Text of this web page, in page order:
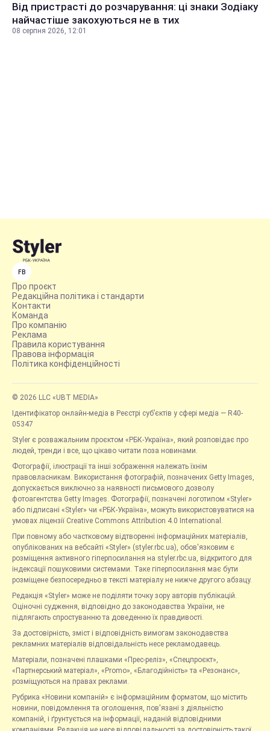
Від пристрасті до розчарування: ці знаки Зодіаку
найчастіше закохуються не в тих
08 серпня 2026, 12:01
FB
Про проєкт
Редакційна політика і стандарти
Контакти
Команда
Про компанію
Реклама
Правила користування
Правова інформація
Політика конфіденційності
© 2026 LLC «UBT MEDIA»
Ідентифікатор онлайн-медіа в Реєстрі суб’єктів у сфері медіа — R40-
05347
Styler є розважальним проєктом «РБК-Україна», який розповідає про
людей, тренди і все, що цікаво читати поза новинами.
Фотографії, ілюстрації та інші зображення належать їхнім
правовласникам. Використання фотографій, позначених Getty Images,
допускається виключно за наявності письмового дозволу
фотоагентства Getty Images. Фотографії, позначені логотипом «Styler»
або підписані «Styler» чи «РБК-Україна», можуть використовуватися на
умовах ліцензії Creative Commons Attribution 4.0 International.
При повному або частковому відтворенні інформаційних матеріалів,
опублікованих на вебсайті «Styler» (styler.rbc.ua), обов'язковим є
розміщення активного гіперпосилання на styler.rbc.ua, відкритого для
індексації пошуковими системами. Таке гіперпосилання має бути
розміщене безпосередньо в тексті матеріалу не нижче другого абзацу.
Редакція «Styler» може не поділяти точку зору авторів публікацій.
Оціночні судження, відповідно до законодавства України, не
підлягають спростуванню та доведенню їх правдивості.
За достовірність, зміст і відповідність вимогам законодавства
рекламних матеріалів відповідальність несе рекламодавець.
Матеріали, позначені плашками «Прес-реліз», «Спецпроєкт»,
«Партнерський матеріал», «Promo», «Благодійність» та «Резонанс»,
розміщуються на правах реклами.
Рубрика «Новини компаній» є інформаційним форматом, що містить
новини, повідомлення та оголошення, пов'язані з діяльністю
компаній, і ґрунтується на інформації, наданій відповідними